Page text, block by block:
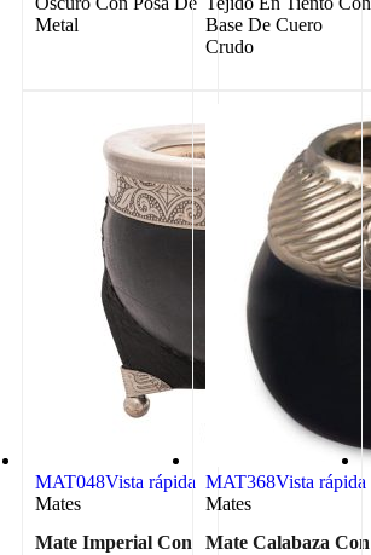
Metal
Base De Cuero
Crudo
MAT048Vista rápida
Mates
Mate Imperial Con
MAT368Vista rápida
Mates
Mate Calabaza Con